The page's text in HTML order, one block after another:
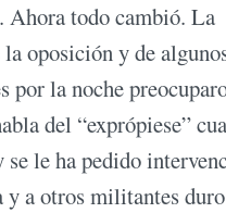
Ahora todo cambió. La
oposición y de
por la noche
del “exprópiese”
se le ha pedido
a otros militantes